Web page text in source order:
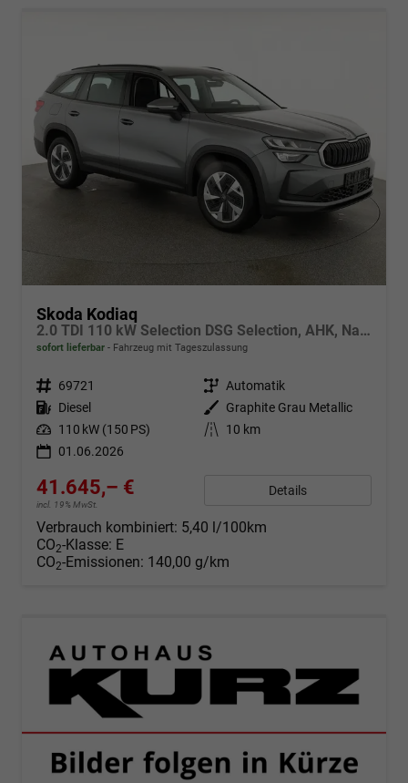
Skoda Kodiaq
2.0 TDI 110 kW Selection DSG Selection, AHK, Navi, Side, Kamera, Winter, 4 J.-Garantie
sofort lieferbar Fahrzeug mit Tageszulassung
Fahrzeugnr. 69721 Getriebe Automatik
Kraftstoff Diesel Außenfarbe
Graphite Grau Metallic
Leistung 110 kW (150 PS) Kilometerstand
10 km
01.06.2026
41.645,– €
incl. 19% MwSt.
Details
Verbrauch kombiniert: 5,40 l/100km
CO2-Klasse: E
CO2-Emissionen: 140,00 g/km